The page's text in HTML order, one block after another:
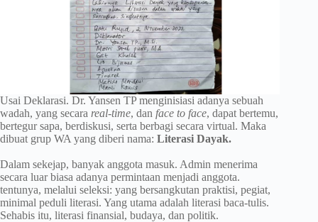
Usai Deklarasi. Dr. Yansen TP menginisiasi adanya sebuah
wadah, yang secara real-time, dan face to face, dapat bertemu,
bertegur sapa, berdiskusi, serta berbagi secara virtual. Maka
dibuat grup WA yang diberi nama: Literasi Dayak.
Dalam sekejap, banyak anggota masuk. Admin menerima
secara luar biasa adanya permintaan menjadi anggota.
tentunya, melalui seleksi: yang bersangkutan praktisi, pegiat,
minimal peduli literasi. Yang utama adalah literasi baca-tulis.
Sehabis itu, literasi finansial, budaya, dan politik.